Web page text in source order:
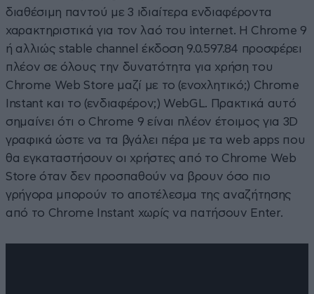
διαθέσιμη παντού με 3 ιδιαίτερα ενδιαφέροντα
χαρακτηριστικά για τον λαό του internet. Η Chrome 9
ή αλλιώς stable channel έκδοση 9.0.597.84 προσφέρει
πλέον σε όλους την δυνατότητα για χρήση του
Chrome Web Store μαζί με το (ενοχλητικό;) Chrome
Instant και το (ενδιαφέρον;) WebGL. Πρακτικά αυτό
σημαίνει ότι ο Chrome 9 είναι πλέον έτοιμος για 3D
γραφικά ώστε να τα βγάλει πέρα με τα web apps που
θα εγκαταστήσουν οι χρήστες από το Chrome Web
Store όταν δεν προσπαθούν να βρουν όσο πιο
γρήγορα μπορούν το αποτέλεσμα της αναζήτησης
από το Chrome Instant χωρίς να πατήσουν Enter.